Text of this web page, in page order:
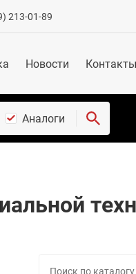
213-01-89
Новости Контакты
Аналоги